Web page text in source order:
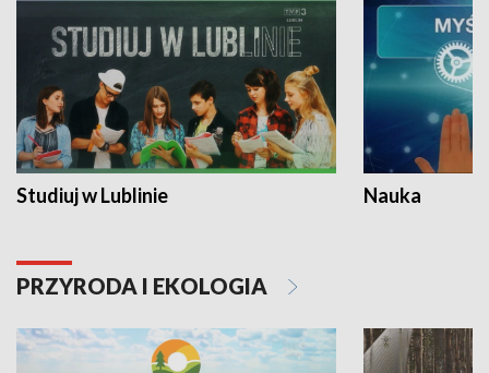
Studiuj w Lublinie Nauka
PRZYRODA I EKOLOGIA